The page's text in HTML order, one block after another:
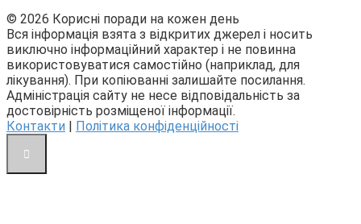
© 2026 Корисні поради на кожен день
Вся інформація взята з відкритих джерел і носить
виключно інформаційний характер і не повинна
використовуватися самостійно (наприклад, для
лікування). При копіюванні залишайте посилання.
Адміністрація сайту не несе відповідальність за
достовірність розміщеної інформації.
Контакти | Політика конфіденційності